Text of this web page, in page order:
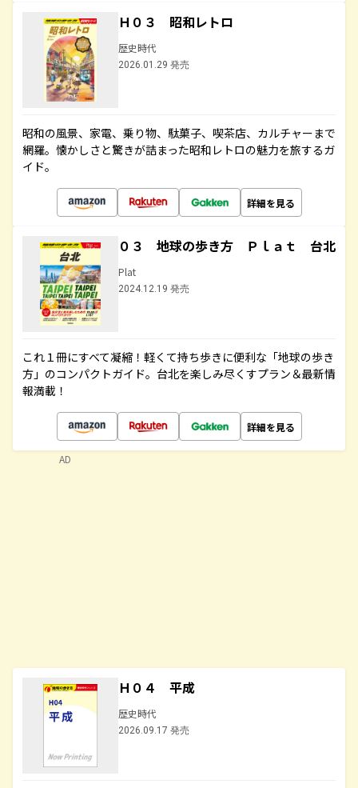
Ｈ０３ 昭和レトロ
歴史時代
2026.01.29 発売
昭和の風景、家電、乗り物、駄菓子、喫茶店、カルチャーまで
網羅。懐かしさと驚きが詰まった昭和レトロの魅力を旅するガ
イド。
詳細を見る
０３ 地球の歩き方 Ｐｌａｔ 台北
Plat
2024.12.19 発売
これ１冊にすべて凝縮！軽くて持ち歩きに便利な「地球の歩き
方」のコンパクトガイド。台北を楽しみ尽くすプラン＆最新情
報満載！
詳細を見る
Ｈ０４ 平成
歴史時代
2026.09.17 発売
AD